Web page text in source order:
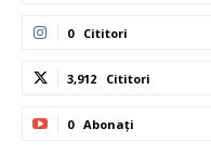
0 Cititori
3,912 Cititori
0 Abonați